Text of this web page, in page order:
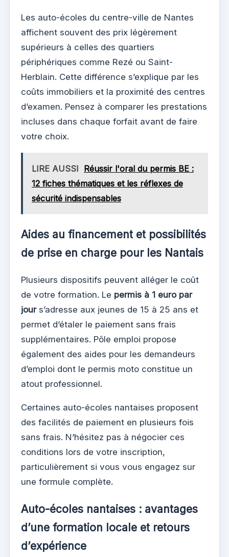
Les auto-écoles du centre-ville de Nantes
affichent souvent des prix légèrement
supérieurs à celles des quartiers
périphériques comme Rezé ou Saint-
Herblain. Cette différence s’explique par les
coûts immobiliers et la proximité des centres
d’examen. Pensez à comparer les prestations
incluses dans chaque forfait avant de faire
votre choix.
LIRE AUSSI Réussir l'oral du permis BE :
12 fiches thématiques et les réflexes de
sécurité indispensables
Aides au financement et possibilités
de prise en charge pour les Nantais
Plusieurs dispositifs peuvent alléger le coût
de votre formation. Le permis à 1 euro par
jours’adresse aux jeunes de 15 à 25 ans et
permet d’étaler le paiement sans frais
supplémentaires. Pôle emploi propose
également des aides pour les demandeurs
d’emploi dont le permis moto constitue un
atout professionnel.
Certaines auto-écoles nantaises proposent
des facilités de paiement en plusieurs fois
sans frais. N’hésitez pas à négocier ces
conditions lors de votre inscription,
particulièrement si vous vous engagez sur
une formule complète.
Auto-écoles nantaises : avantages
d’une formation locale et retours
d’expérience